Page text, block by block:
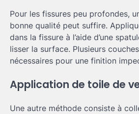
Pour les fissures peu profondes,
bonne qualité peut suffire.
dans la fissure à l’aide d’une
lisser la surface. Plusieurs
nécessaires pour une finition
Application de toile de
Une autre méthode consiste à